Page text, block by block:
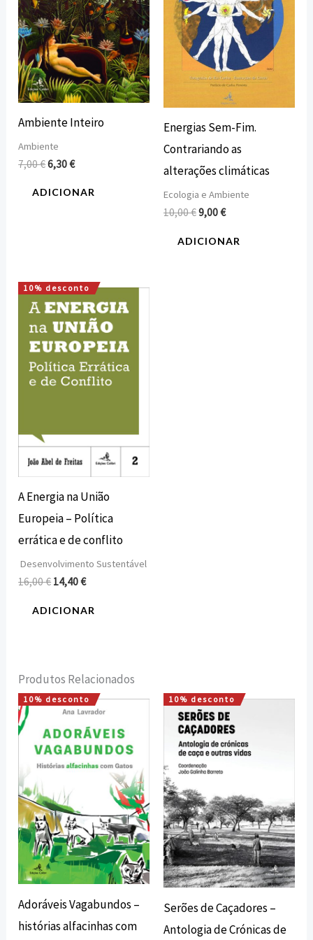
Ambiente Inteiro
Ambiente
7,00€6,30€
ADICIONAR
Energias Sem-Fim.
Contrariando as
alterações climáticas
Ecologia e Ambiente
10,00€9,00€
ADICIONAR
10% desconto
A Energia na União
Europeia – Política
errática e de conflito
Desenvolvimento Sustentável
16,00€
O
preço
original
era:
16,00 €.
14,40€
O
preço
atual
é:
14,40 €.
ADICIONAR
Produtos Relacionados
10% desconto
Adoráveis Vagabundos –
histórias alfacinhas com
O
preço
original
era:
13,00 €.
O
preço
atual
é:
11,70 €.
10% desconto
Serões de Caçadores –
Antologia de Crónicas de
O
preço
original
era:
20,00 €.
O
atual
é:
18,00 €.